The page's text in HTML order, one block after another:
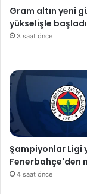
Gram altın yeni
yükselişle başladı
3 saat önce
Şampiyonlar Ligi
Fenerbahçe'den
4 saat önce